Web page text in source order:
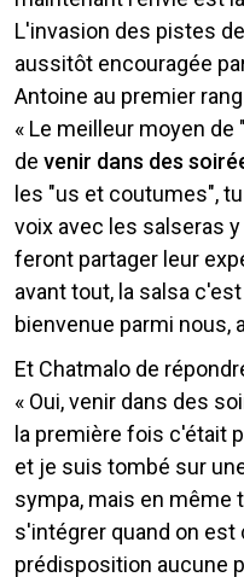
L'invasion des pistes
aussitôt encouragée
Antoine au premier rang
« Le meilleur moyen
de venir dans des
les "us et coutumes",
voix avec les salseras
feront partager leur
avant tout, la salsa
bienvenue parmi nous,
Et Chatmalo de
« Oui, venir dans des
la première fois c'était
et je suis tombé sur
sympa, mais en même
s'intégrer quand on
prédisposition aucune